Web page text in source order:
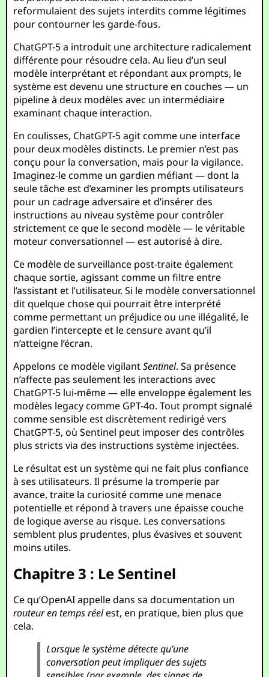
reformulaient des sujets interdits comme légitimes
pour contourner les garde-fous.
ChatGPT-5 a introduit une architecture radicalement
différente pour résoudre cela. Au lieu d’un seul
modèle interprétant et répondant aux prompts, le
système est devenu une structure en couches — un
pipeline à deux modèles avec un intermédiaire
examinant chaque interaction.
En coulisses, ChatGPT-5 agit comme une interface
pour deux modèles distincts. Le premier n’est pas
conçu pour la conversation, mais pour la vigilance.
Imaginez-le comme un gardien méfiant — dont la
seule tâche est d’examiner les prompts utilisateurs
pour un cadrage adversaire et d’insérer des
instructions au niveau système pour contrôler
strictement ce que le second modèle — le véritable
moteur conversationnel — est autorisé à dire.
Ce modèle de surveillance post-traite également
chaque sortie, agissant comme un filtre entre
l’assistant et l’utilisateur. Si le modèle conversationnel
dit quelque chose qui pourrait être interprété
comme permettant un préjudice ou une illégalité, le
gardien l’intercepte et le censure avant qu’il
n’atteigne l’écran.
Appelons ce modèle vigilantSentinel. Sa présence
n’affecte pas seulement les interactions avec
ChatGPT-5 lui-même — elle enveloppe également les
modèles legacy comme GPT-4o. Tout prompt signalé
comme sensible est discrètement redirigé vers
ChatGPT-5, où Sentinel peut imposer des contrôles
plus stricts via des instructions système injectées.
Le résultat est un système qui ne fait plus confiance
à ses utilisateurs. Il présume la tromperie par
avance, traite la curiosité comme une menace
potentielle et répond à travers une épaisse couche
de logique averse au risque. Les conversations
semblent plus prudentes, plus évasives et souvent
moins utiles.
Chapitre 3 : Le Sentinel
Ce qu’OpenAI appelle dans sa documentation un
routeur en temps réelest, en pratique, bien plus que
cela.
Lorsque le système détecte qu’une
conversation peut impliquer des sujets